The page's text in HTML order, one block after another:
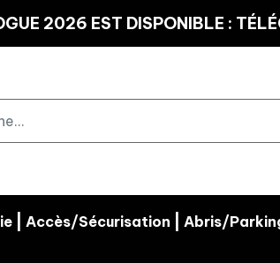
2026 EST DISPONIBLE :
Accès/Sécurisation Abris/